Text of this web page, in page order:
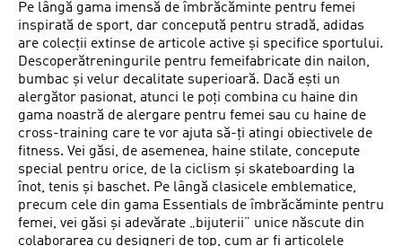
Pe lângă gama imensă de îmbrăcăminte pentru femei
inspirată de sport, dar concepută pentru stradă, adidas
are colecții extinse de articole active și specifice sportului.
Descoperătreningurile pentru femeifabricate din nailon,
bumbac și velur decalitate superioară. Dacă ești un
alergător pasionat, atunci le poți combina cu haine din
gama noastră de alergare pentru femei sau cu haine de
cross-training care te vor ajuta să-ți atingi obiectivele de
fitness. Vei găsi, de asemenea, haine stilate, concepute
special pentru orice, de la ciclism și skateboarding la
înot, tenis și baschet. Pe lângă clasicele emblematice,
precum cele din gama Essentials de îmbrăcăminte pentru
femei, vei găsi și adevărate „bijuterii” unice născute din
colaborarea cu designeri de top, cum ar fi articolele